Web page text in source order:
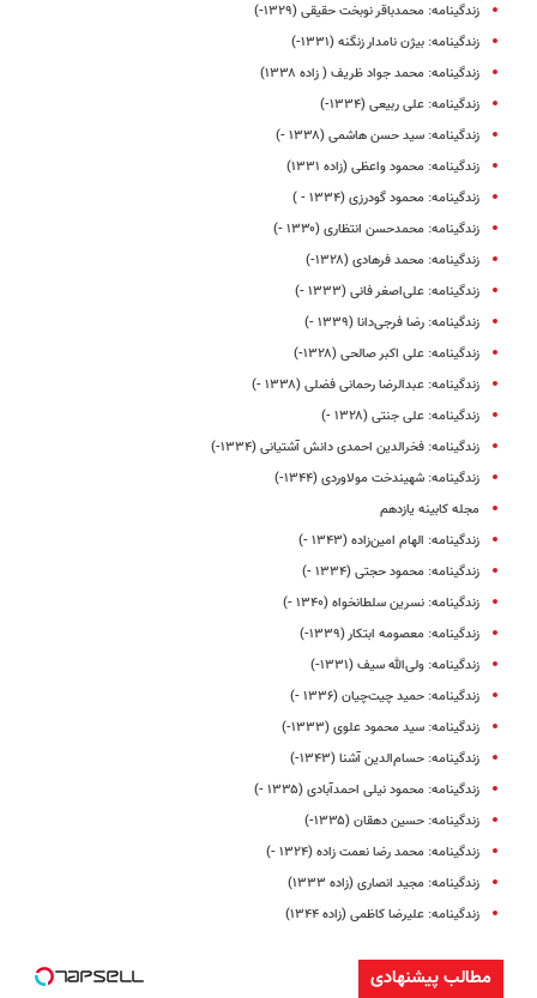
زندگینامه: محمدباقر نوبخت حقیقی (۱۳۲۹-)
زندگینامه: بیژن نامدار زنگنه (۱۳۳۱-)
زندگینامه: محمد جواد ظریف ( زاده ۱۳۳۸)
زندگینامه: علی ربیعی (۱۳۳۴-)
زندگینامه: سید حسن هاشمی (۱۳۳۸ -)
زندگینامه: محمود واعظی (زاده ۱۳۳۱)
زندگینامه: محمود گودرزی (۱۳۳۴ - )
زندگینامه: محمدحسن انتظاری (۱۳۳۰ -)
زندگینامه: محمد فرهادی (۱۳۲۸-)
زندگینامه: علی‌اصغر فانی (۱۳۳۳ -)
زندگینامه: رضا فرجی‌دانا (۱۳۳۹ -)
زندگینامه: علی‌ اکبر صالحی (۱۳۲۸-)
زندگینامه: عبدالرضا رحمانی فضلی (۱۳۳۸ -)
زندگینامه: علی جنتی (۱۳۲۸ -)
زندگینامه: فخرالدین احمدی دانش آشتیانی (۱۳۳۴-)
زندگینامه: شهیندخت مولاوردی (۱۳۴۴-)
مجله کابینه یازدهم
زندگینامه: الهام امین‌زاده (۱۳۴۳ -)
زندگینامه: محمود حجتی (۱۳۳۴ -)
زندگینامه: نسرین سلطانخواه (۱۳۴۰ -)
زندگینامه: معصومه ابتکار (۱۳۳۹-)
زندگینامه: ولی‌الله سیف (۱۳۳۱-)
زندگینامه: حمید چیت‌چیان (۱۳۳۶ -)
زندگینامه: سید محمود علوی (۱۳۳۳-)
زندگینامه: حسام‌الدین آشنا (۱۳۴۳-)
زندگینامه: محمود نیلی‌ احمدآبادی (۱۳۳۵ -)
زندگینامه: حسین دهقان (۱۳۳۵-)
زندگینامه: محمد رضا نعمت‌ زاده (۱۳۲۴ -)
زندگینامه: مجید انصاری (زاده ۱۳۳۳)
زندگینامه: علیرضا کاظمی (زاده ۱۳۴۴)
مطالب پیشنهادی